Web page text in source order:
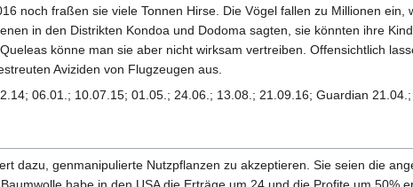
noch fraßen sie viele Tonnen Hirse. Die Vögel fallen zu Millionen ein,
in den Distrikten Kondoa und Dodoma sagten, sie könnten ihre
könne man sie aber nicht wirksam vertreiben. Offensichtlich
Aviziden von Flugzeugen aus.
06.01.; 10.07.15; 01.05.; 24.06.; 13.08.; 21.09.16; Guardian
dazu, genmanipulierte Nutzpflanzen zu akzeptieren. Sie seien die